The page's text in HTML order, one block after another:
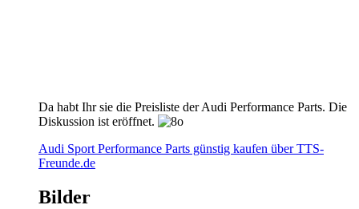
Da habt Ihr sie die Preisliste der Audi Performance Parts. Die
Diskussion ist eröffnet.
Audi Sport Performance Parts günstig kaufen über TTS-
Freunde.de
Bilder